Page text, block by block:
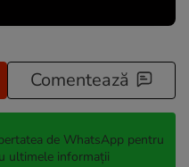
Comentează
de WhatsApp pentru
ultimele informații